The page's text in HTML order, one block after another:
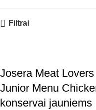
Filtrai
Josera Meat Lovers
Junior Menu
konservai jauniems